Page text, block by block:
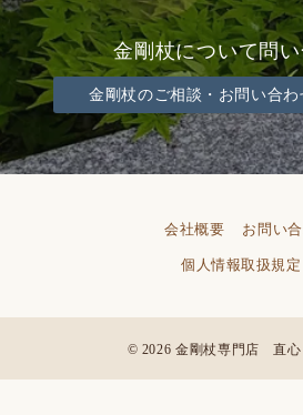
金剛杖について問
金剛杖のご相談・お問い合わ
会社概要 お問い
個人情報取扱規
© 2026金剛杖専門店 直心